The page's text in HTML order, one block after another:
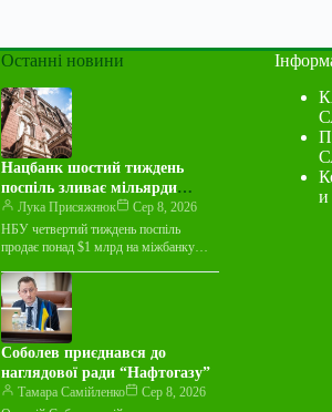
Останні новини
Нацбанк шостий тиждень
поспіль зливає мільярди
валюти на міжбанку
Лука Присяжнюк
Сер 8, 2026
НБУ четвертий тиждень поспіль
продає понад $1 млрд на міжбанку
тижня з 3 по 7 серпня…
Соболев приєднався до
наглядової ради “Нафтогазу”
Тамара Самійленко
Сер 8, 2026
и